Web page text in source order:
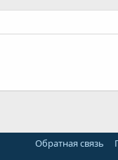
Обратная связь